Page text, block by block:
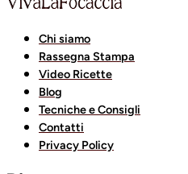
Chi siamo
Rassegna Stampa
Video Ricette
Blog
Tecniche e Consigli
Contatti
Privacy Policy